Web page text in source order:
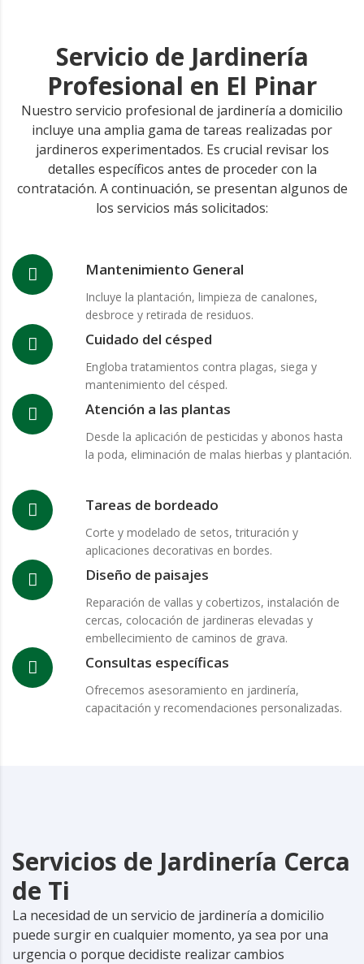
Servicio de Jardinería
Profesional en El Pinar
Nuestro servicio profesional de jardinería a domicilio
incluye una amplia gama de tareas realizadas por
jardineros experimentados. Es crucial revisar los
detalles específicos antes de proceder con la
contratación. A continuación, se presentan algunos de
los servicios más solicitados:
Mantenimiento General
Incluye la plantación, limpieza de canalones,
desbroce y retirada de residuos.
Cuidado del césped
Engloba tratamientos contra plagas, siega y
mantenimiento del césped.
Atención a las plantas
Desde la aplicación de pesticidas y abonos hasta
la poda, eliminación de malas hierbas y plantación.
Tareas de bordeado
Corte y modelado de setos, trituración y
aplicaciones decorativas en bordes.
Diseño de paisajes
Reparación de vallas y cobertizos, instalación de
cercas, colocación de jardineras elevadas y
embellecimiento de caminos de grava.
Consultas específicas
Ofrecemos asesoramiento en jardinería,
capacitación y recomendaciones personalizadas.
Servicios de Jardinería Cerca
de Ti
La necesidad de un servicio de jardinería a domicilio
puede surgir en cualquier momento, ya sea por una
urgencia o porque decidiste realizar cambios